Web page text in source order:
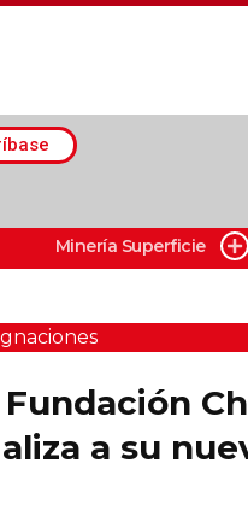
Minería Superficie
a su